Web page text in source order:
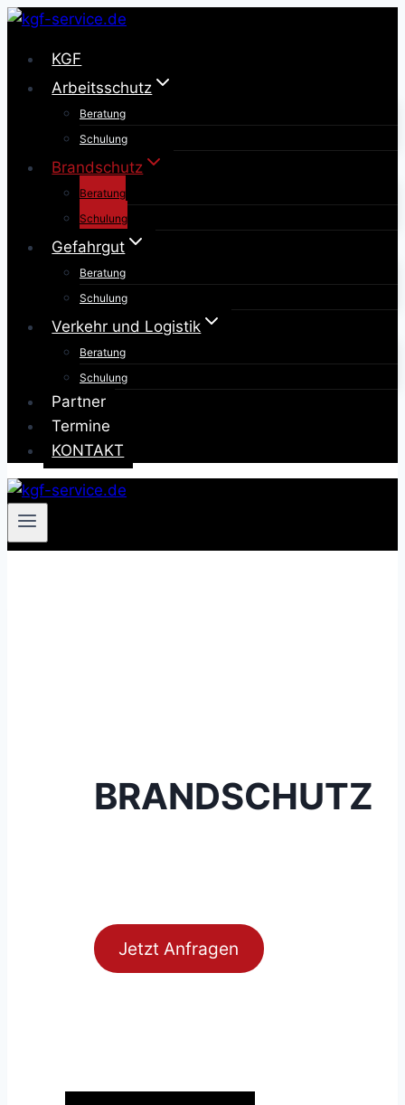
Zum
springen
KGF
Arbeitsschutz
Beratung
Schulung
Brandschutz
Beratung
Schulung
Gefahrgut
Beratung
Schulung
Verkehr und Logistik
Beratung
Schulung
Partner
Termine
KONTAKT
BRANDSCHUTZ
Jetzt Anfragen